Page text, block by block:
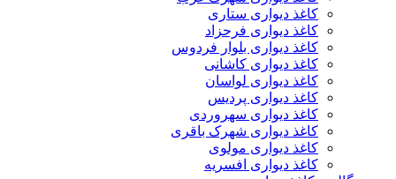
کاغذ دیواری ستاری
کاغذ دیواری فرحزاد
کاغذ دیواری بلوار فردوس
کاغذ دیواری کاشانی
کاغذ دیواری لواسان
کاغذ دیواری پردیس
کاغذ دیواری سهروردی
کاغذ دیواری شهرک باقری
کاغذ دیواری مولوی
کاغذ دیواری افسریه